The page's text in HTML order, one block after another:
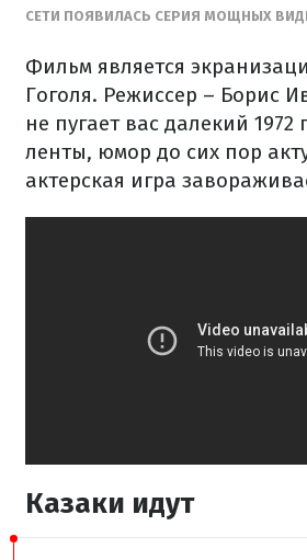
СЕТИ ПОЯВИЛАСЬ СЕРИЯ МОЩНЫХ
Фильм является
Гоголя. Режиссер – Борис
не пугает вас далекий 1972
ленты, юмор до сих пор
актерская игра
Казаки идут